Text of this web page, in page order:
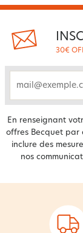
30€
En renseignant
offres Becquet par
inclure des
nos